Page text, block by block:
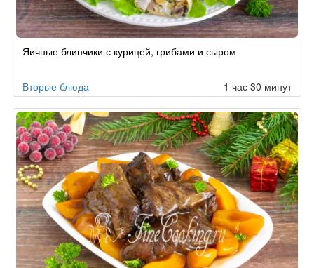
Яичные блинчики с курицей, грибами и сыром
Вторые блюда 1 час 30 минут